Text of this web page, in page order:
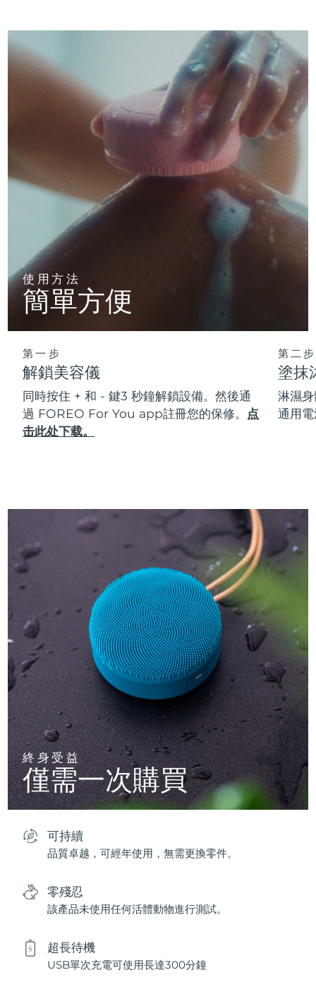
使用方法
簡單方便
第一步
解鎖美容儀
同時按住 + 和 - 鍵3 秒鐘解鎖設備。然後通
過 FOREO For You app註冊您的保修。 点
击此处下载。
第二步
塗抹
淋濕
通用
終身受益
僅需一次購買
可持續
品質卓越，可經年使用，無需更換零件。
零殘忍
該產品未使用任何活體動物進行測試。
超長待機
USB單次充電可使用長達300分鐘
阿拉伯聯合大公國 預計送達日期8/13/26
英國 預計送達日期 8/12/26
預計送達日期 8/13/26
預計送達日期8/17/26
預計送達日期